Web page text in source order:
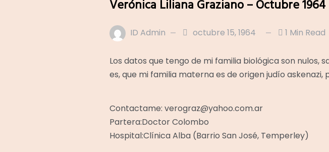
Verónica Liliana Graziano – Octubre 1964
ID Admin octubre 15, 1964 1 Min Read
Los datos que tengo de mi familia biológica son
es, que mi familia materna es de origen judío
Contactame: verograz@yahoo.com.ar
Partera:Doctor Colombo
Hospital:Clínica Alba (Barrio San José, Temperley)